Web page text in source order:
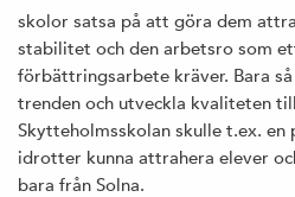
skolor satsa på att göra dem
stabilitet och den arbetsro som
förbättringsarbete kräver. Bara
trenden och utveckla kvaliteten
Skytteholmsskolan skulle t.ex.
idrotter kunna attrahera elever
bara från Solna.